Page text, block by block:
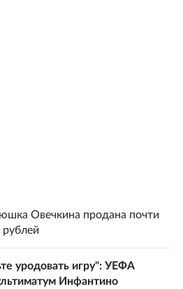
Овечкина продана почти
уродовать игру": УЕФА
Инфантино